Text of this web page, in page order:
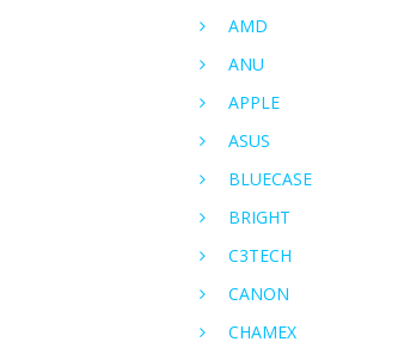
AMD
ANU
APPLE
ASUS
BLUECASE
BRIGHT
C3TECH
CANON
CHAMEX